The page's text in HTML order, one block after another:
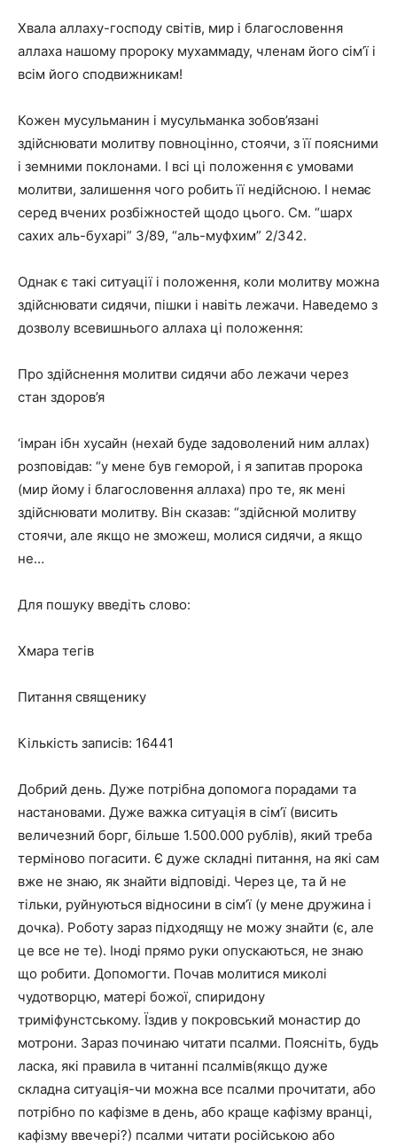
Хвала аллаху-господу світів, мир і благословення
аллаха нашому пророку мухаммаду, членам його сім’ї і
всім його сподвижникам!
Кожен мусульманин і мусульманка зобов’язані
здійснювати молитву повноцінно, стоячи, з її поясними
і земними поклонами. І всі ці положення є умовами
молитви, залишення чого робить її недійсною. І немає
серед вчених розбіжностей щодо цього. См. “шарх
сахих аль-бухарі” 3/89, “аль-муфхим” 2/342.
Однак є такі ситуації і положення, коли молитву можна
здійснювати сидячи, пішки і навіть лежачи. Наведемо з
дозволу всевишнього аллаха ці положення:
Про здійснення молитви сидячи або лежачи через
стан здоров’я
‘імран ібн хусайн (нехай буде задоволений ним аллах)
розповідав: “у мене був геморой, і я запитав пророка
(мир йому і благословення аллаха) про те, як мені
здійснювати молитву. Він сказав: “здійснюй молитву
стоячи, але якщо не зможеш, молися сидячи, а якщо
не…
Для пошуку введіть слово:
Хмара тегів
Питання священику
Кількість записів: 16441
Добрий день. Дуже потрібна допомога порадами та
настановами. Дуже важка ситуація в сім’ї (висить
величезний борг, більше 1.500.000 рублів), який треба
терміново погасити. Є дуже складні питання, на які сам
вже не знаю, як знайти відповіді. Через це, та й не
тільки, руйнуються відносини в сім’ї (у мене дружина і
дочка). Роботу зараз підходящу не можу знайти (є, але
це все не те). Іноді прямо руки опускаються, не знаю
що робити. Допомогти. Почав молитися миколі
чудотворцю, матері божої, спиридону
триміфунстському. Їздив у покровський монастир до
мотрони. Зараз починаю читати псалми. Поясніть, будь
ласка, які правила в читанні псалмів(якщо дуже
складна ситуація-чи можна все псалми прочитати, або
потрібно по кафізме в день, або краще кафізму вранці,
кафізму ввечері?) псалми читати російською або